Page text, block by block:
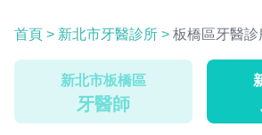
首頁 > 新北市牙醫診所 > 板橋區牙醫診
新北市板橋區
牙醫師